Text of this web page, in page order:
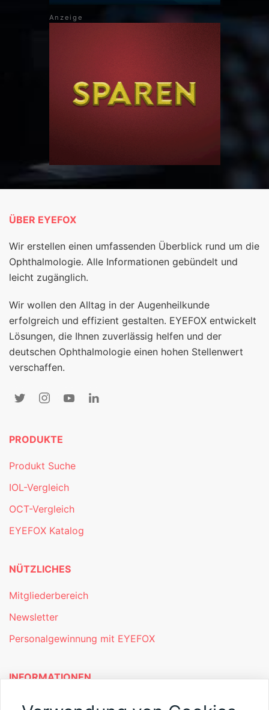
ÜBER EYEFOX
Wir erstellen einen umfassenden Überblick rund um die
Ophthalmologie. Alle Informationen gebündelt und
leicht zugänglich.
Wir wollen den Alltag in der Augenheilkunde
erfolgreich und effizient gestalten. EYEFOX entwickelt
Lösungen, die Ihnen zuverlässig helfen und der
deutschen Ophthalmologie einen hohen Stellenwert
verschaffen.
PRODUKTE
Produkt Suche
IOL-Vergleich
OCT-Vergleich
EYEFOX Katalog
NÜTZLICHES
Mitgliederbereich
Newsletter
Personalgewinnung mit EYEFOX
INFORMATIONEN
Was ist EYEFOX – Ihre Möglichkeiten